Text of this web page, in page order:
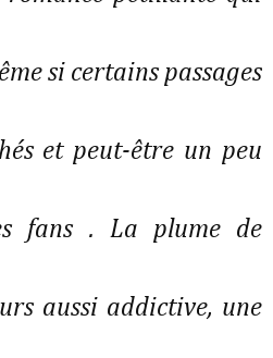
si certains passages
et peut-être un peu
fans . La plume de
aussi addictive, une